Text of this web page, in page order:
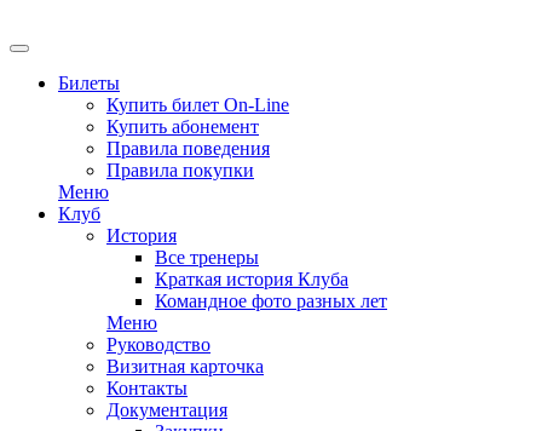
Билеты
Купить билет On-Line
Купить абонемент
Правила поведения
Правила покупки
Меню
Клуб
История
Все тренеры
Краткая история Клуба
Командное фото разных лет
Меню
Руководство
Визитная карточка
Контакты
Документация